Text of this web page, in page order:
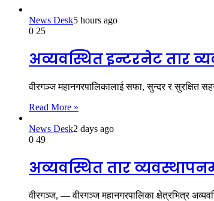
News Desk5 hours ago
0 25
अव्यवस्थित इन्टरनेट तार
वीरगञ्ज महानगरपालिकालाई सफा, सुन्दर र सुरक्षित
Read More »
News Desk2 days ago
0 49
अव्यवस्थित तार
वीरगञ्ज, — वीरगञ्ज महानगरपालिका क्षेत्रभित्र